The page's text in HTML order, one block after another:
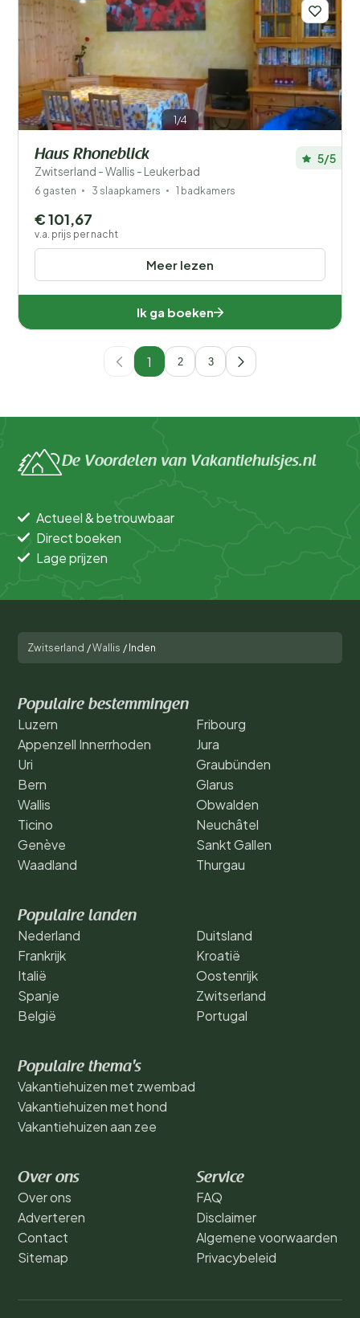
1/4
Haus Rhoneblick
Zwitserland - Wallis - Leukerbad
5/5
6 gasten 3 slaapkamers 1 badkamers
Meer lezen
€ 101,67
v.a. prijs per nacht
Ik ga boeken
1 2 3
De Voordelen van Vakantiehuisjes.nl
Actueel & betrouwbaar
Direct boeken
Lage prijzen
Zwitserland /Wallis / Inden
Populaire bestemmingen
Luzern
Appenzell Innerrhoden
Uri
Bern
Wallis
Ticino
Genève
Waadland
Fribourg
Jura
Graubünden
Glarus
Obwalden
Neuchâtel
Sankt Gallen
Thurgau
Populaire landen
Nederland
Frankrijk
Italië
Spanje
België
Duitsland
Kroatië
Oostenrijk
Zwitserland
Portugal
Populaire thema's
Vakantiehuizen met zwembad
Vakantiehuizen met hond
Vakantiehuizen aan zee
Over ons
Over ons
Adverteren
Contact
Sitemap
Service
FAQ
Disclaimer
Algemene voorwaarden
Privacybeleid